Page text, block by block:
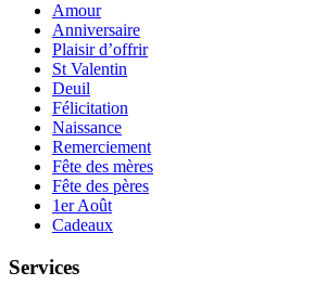
Amour
Anniversaire
Plaisir d’offrir
St Valentin
Deuil
Félicitation
Naissance
Remerciement
Fête des mères
Fête des pères
1er Août
Cadeaux
Services